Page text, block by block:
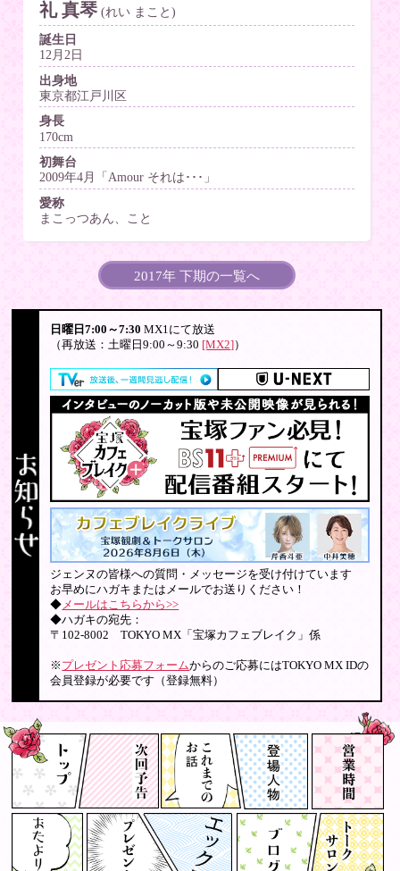
礼 真琴 (れい まこと)
誕生日
12月2日
出身地
東京都江戸川区
身長
170cm
初舞台
2009年4月「Amour それは･･･」
愛称
まこっつあん、こと
2017年 下期の一覧へ
日曜日7:00～7:30 MX1にて放送
（再放送：土曜日9:00～9:30 [MX2]）
ジェンヌの皆様への質問・メッセージを受け付けています
お早めにハガキまたはメールでお送りください！
◆メールはこちらから>>
◆ハガキの宛先：
〒102-8002 TOKYO MX「宝塚カフェブレイク」係
※ プレゼント応募フォームからのご応募にはTOKYO MX IDの
会員登録が必要です（登録無料）